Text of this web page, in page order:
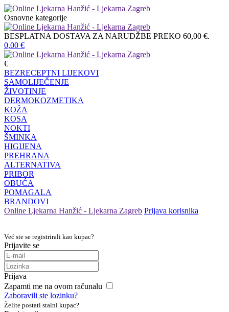
Osnovne kategorije
BESPLATNA DOSTAVA ZA NARUDŽBE PREKO 60,00 €.
0,00 €
€
BEZRECEPTNI LIJEKOVI
SAMOLIJEČENJE
ŽIVOTINJE
DERMOKOZMETIKA
KOŽA
KOSA
NOKTI
ŠMINKA
HIGIJENA
PREHRANA
ALTERNATIVA
PRIBOR
OBUĆA
POMAGALA
BRANDOVI
Online Ljekarna Hanžić - Ljekarna Zagreb Prijava korisnika
Već ste se registrirali kao kupac?
Prijavite se
Prijava
Zapamti me na ovom računalu
Zaboravili ste lozinku?
Želite postati stalni kupac?